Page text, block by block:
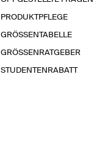
PRODUKTPFLEGE
GRÖSSENTABELLE
GRÖSSENRATGEBER
STUDENTENRABATT